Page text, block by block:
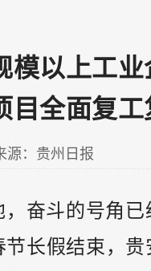
模以上工业
目全面复工
源：贵州日报
奋斗的号角已
节长假结束，贵